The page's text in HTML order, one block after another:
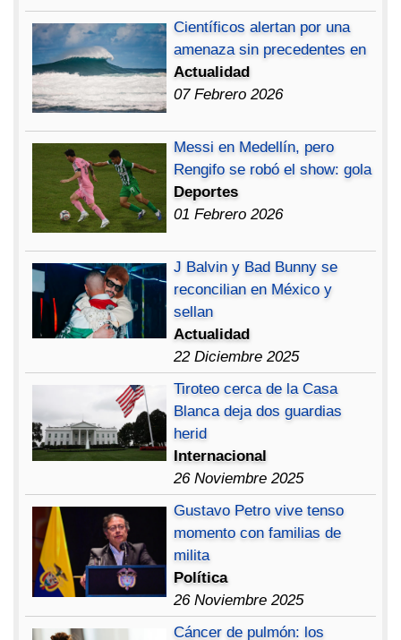
Científicos alertan por una
amenaza sin precedentes en
Actualidad
07 Febrero 2026
Messi en Medellín, pero
Rengifo se robó el show: gola
Deportes
01 Febrero 2026
J Balvin y Bad Bunny se
reconcilian en México y
sellan
Actualidad
22 Diciembre 2025
Tiroteo cerca de la Casa
Blanca deja dos guardias
herid
Internacional
26 Noviembre 2025
Gustavo Petro vive tenso
momento con familias de
milita
Política
26 Noviembre 2025
Cáncer de pulmón: los